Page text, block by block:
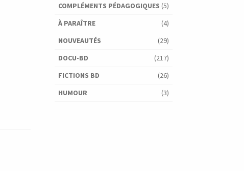
COMPLÉMENTS PÉDAGOGIQUES (5)
À PARAÎTRE
(4)
NOUVEAUTÉS
(29)
DOCU-BD
(217)
FICTIONS BD
(26)
HUMOUR
(3)